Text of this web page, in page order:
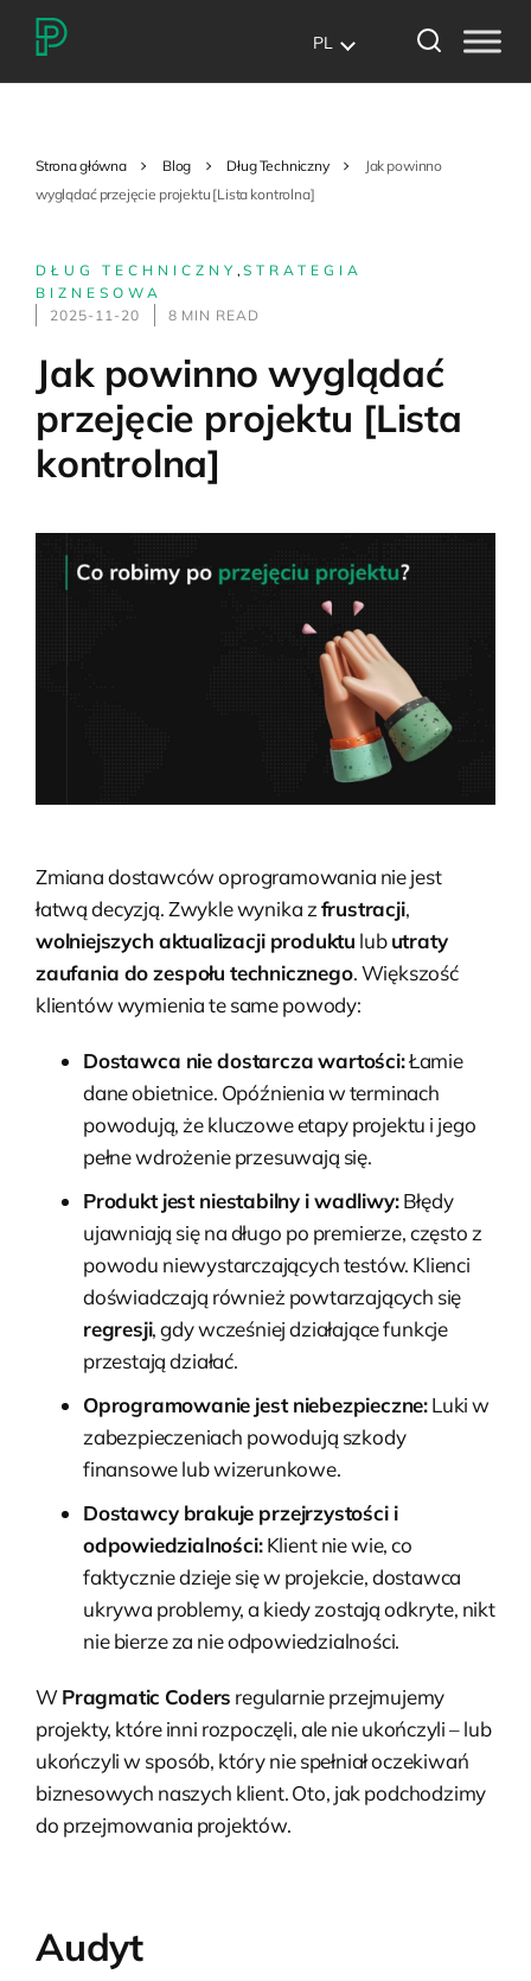
PL
Strona główna Blog Dług Techniczny
Jak powinno
wyglądać przejęcie projektu [Lista kontrolna]
DŁUG TECHNICZNY,STRATEGIA
BIZNESOWA
2025-11-20
8 MIN READ
Jak powinno wyglądać
przejęcie projektu [Lista
kontrolna]
Zmiana dostawców oprogramowania nie jest
łatwą decyzją. Zwykle wynika zfrustracji,
wolniejszych aktualizacji produktu lubutraty
zaufania do zespołu technicznego. Większość
klientów wymienia te same powody:
Dostawca nie dostarcza wartości:Łamie
dane obietnice. Opóźnienia w terminach
powodują, że kluczowe etapy projektu i jego
pełne wdrożenie przesuwają się.
Produkt jest niestabilny i wadliwy:Błędy
ujawniają się na długo po premierze, często z
powodu niewystarczających testów. Klienci
doświadczają również powtarzających się
regresji, gdy wcześniej działające funkcje
przestają działać.
Oprogramowanie jest niebezpieczne:Luki w
zabezpieczeniach powodują szkody
finansowe lub wizerunkowe.
Dostawcy brakuje przejrzystości i
odpowiedzialności:Klient nie wie, co
faktycznie dzieje się w projekcie, dostawca
ukrywa problemy, a kiedy zostają odkryte, nikt
nie bierze za nie odpowiedzialności.
WPragmatic Coders regularnie przejmujemy
projekty, które inni rozpoczęli, ale nie ukończyli – lub
ukończyli w sposób, który nie spełniał oczekiwań
biznesowych naszych klient. Oto, jak podchodzimy
do przejmowania projektów.
Audyt